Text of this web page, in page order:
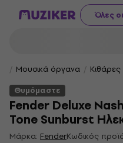
Όλες
Μουσικά όργανα Κιθάρες
Θυμόμαστε
Fender Deluxe
Tone Sunburst
Μάρκα: FenderΚωδικός